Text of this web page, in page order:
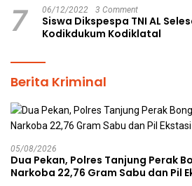
7 06/12/2022 3 Comment
Siswa Dikspespa TNI AL
Kodikdukum Kodiklatal
Berita Kriminal
05/08/2026
Dua Pekan, Polres Tanjung Perak
Narkoba 22,76 Gram Sabu dan Pil